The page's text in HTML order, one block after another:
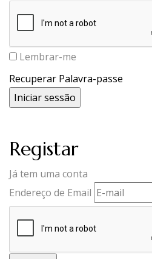
Lembrar-me
Recuperar Palavra-passe
Registar
Já tem uma conta
Endereço de Email